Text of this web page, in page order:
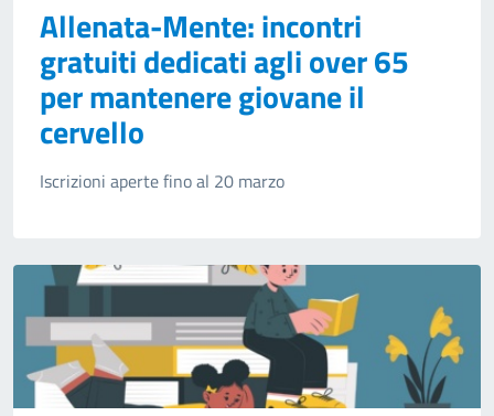
Allenata-Mente: incontri
gratuiti dedicati agli over 65
per mantenere giovane il
cervello
Iscrizioni aperte fino al 20 marzo